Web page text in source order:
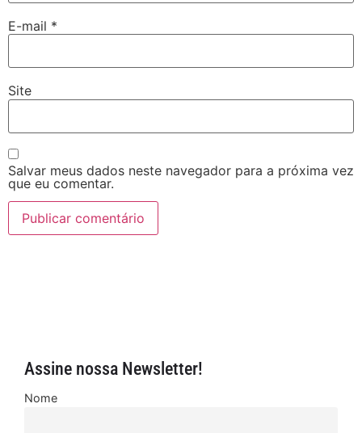
E-mail *
Site
Salvar meus dados neste navegador para a próxima vez
que eu comentar.
Assine nossa Newsletter!
Nome